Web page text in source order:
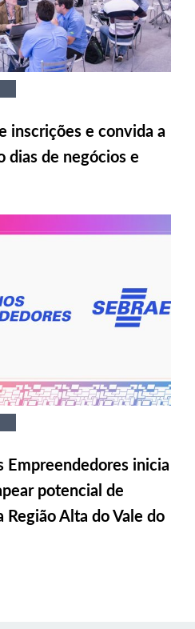
inscrições e convida a
dias de negócios e
Empreendedores inicia
potencial de
Alta do Vale do